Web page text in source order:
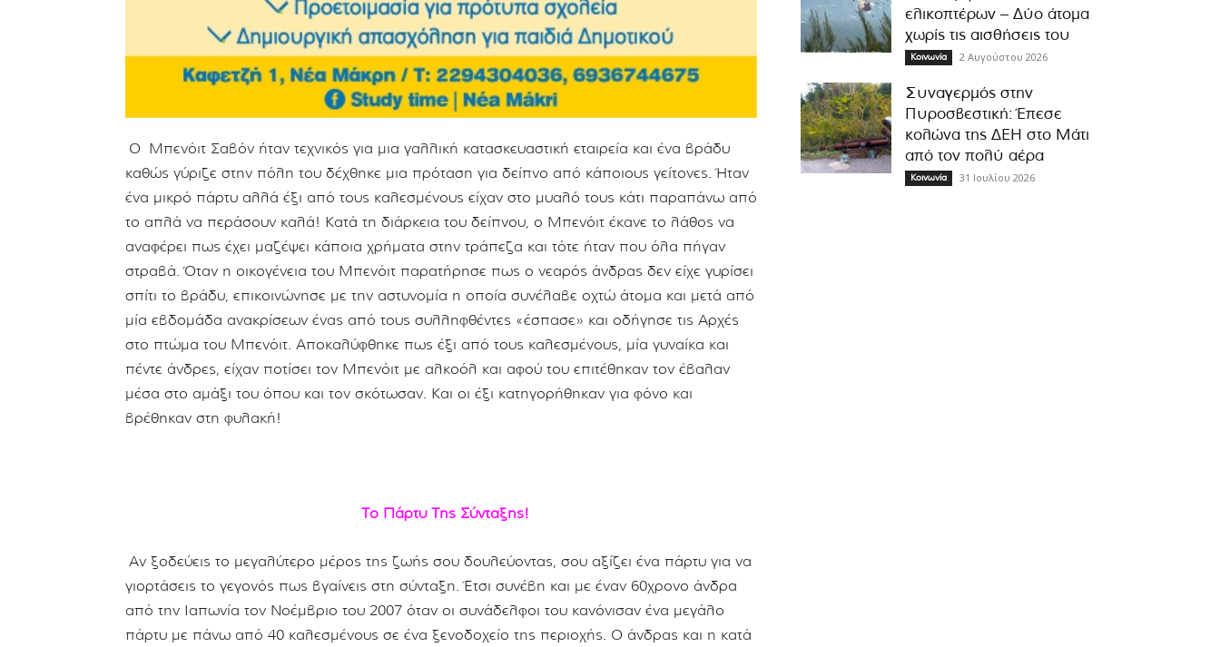
Ο Μπενόιτ Σαβόν ήταν τεχνικός για μια γαλλική κατασκευαστική εταιρεία και ένα βράδυ
καθώς γύριζε στην πόλη του δέχθηκε μια πρόταση για δείπνο από κάποιους γείτονες. Ήταν
ένα μικρό πάρτυ αλλά έξι από τους καλεσμένους είχαν στο μυαλό τους κάτι παραπάνω από
το απλά να περάσουν καλά! Κατά τη διάρκεια του δείπνου, ο Μπενόιτ έκανε το λάθος να
αναφέρει πως έχει μαζέψει κάποια χρήματα στην τράπεζα και τότε ήταν που όλα πήγαν
στραβά. Όταν η οικογένεια του Μπενόιτ παρατήρησε πως ο νεαρός άνδρας δεν είχε γυρίσει
σπίτι το βράδυ, επικοινώνησε με την αστυνομία η οποία συνέλαβε οχτώ άτομα και μετά από
μία εβδομάδα ανακρίσεων ένας από τους συλληφθέντες «έσπασε» και οδήγησε τις Αρχές
στο πτώμα του Μπενόιτ. Αποκαλύφθηκε πως έξι από τους καλεσμένους, μία γυναίκα και
πέντε άνδρες, είχαν ποτίσει τον Μπενόιτ με αλκοόλ και αφού του επιτέθηκαν τον έβαλαν
μέσα στο αμάξι του όπου και τον σκότωσαν. Και οι έξι κατηγορήθηκαν για φόνο και
βρέθηκαν στη φυλακή!
Το Πάρτυ Της Σύνταξης!
Αν ξοδεύεις το μεγαλύτερο μέρος της ζωής σου δουλεύοντας, σου αξίζει ένα πάρτυ για να
γιορτάσεις το γεγονός πως βγαίνεις στη σύνταξη. Έτσι συνέβη και με έναν 60χρονο άνδρα
από την Ιαπωνία τον Νοέμβριο του 2007 όταν οι συνάδελφοι του κανόνισαν ένα μεγάλο
πάρτυ με πάνω από 40 καλεσμένους σε ένα ξενοδοχείο της περιοχής. Ο άνδρας και η κατά
ελικοπτέρων – Δύο άτομα
χωρίς τις αισθήσεις του
Κοινωνία 2 Αυγούστου 2026
Συναγερμός στην
Πυροσβεστική: Έπεσε
κολώνα της ΔΕΗ στο Μάτι
από τον πολύ αέρα
Κοινωνία 31 Ιουλίου 2026